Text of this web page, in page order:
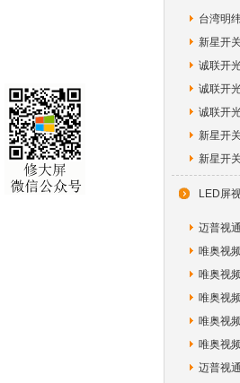
台湾明
新星开
诚联开
诚联开
诚联开
新星开
新星开
LED屏
迈普视
唯奥视
唯奥视
唯奥视
唯奥视
唯奥视
迈普视